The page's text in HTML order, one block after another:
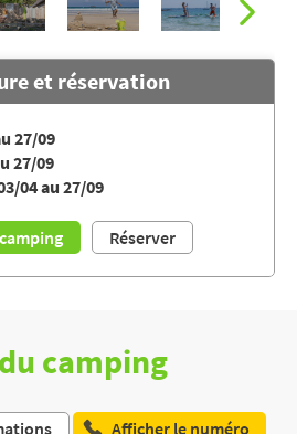
et grands
et réservation
27/09
27/09
04 au 27/09
Réserver
camping
Afficher le numéro